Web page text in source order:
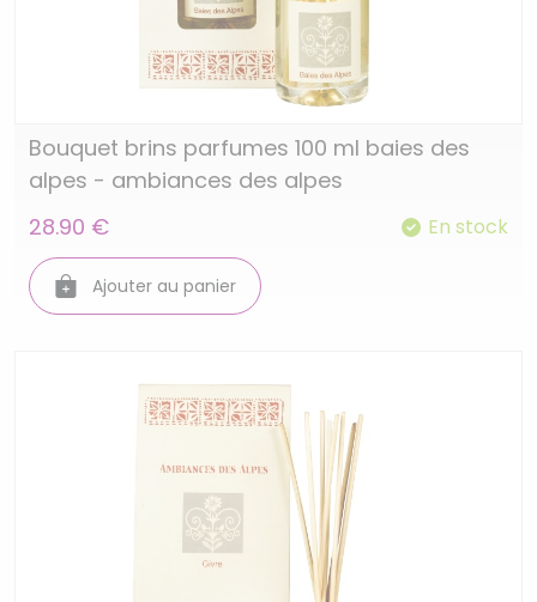
Bouquet brins parfumes 100 ml baies des
alpes - ambiances des alpes
28.90 €
En stock
Ajouter au panier